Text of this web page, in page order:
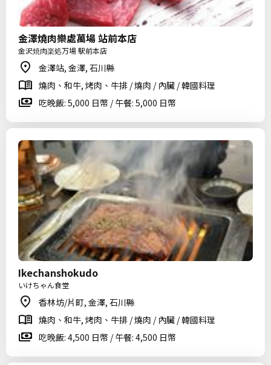
金澤燒肉樂處萬場 站前本店
金沢焼肉楽処万場 駅前本店
金澤站, 金澤, 石川縣
燒肉、和牛, 烤肉、牛排 / 燒肉 / 內臟 / 韓國料理
吃晚飯: 5,000 日幣 / 午餐: 5,000 日幣
Ikechanshokudo
いけちゃん食堂
香林坊/片町, 金澤, 石川縣
燒肉、和牛, 烤肉、牛排 / 燒肉 / 內臟 / 韓國料理
吃晚飯: 4,500 日幣 / 午餐: 4,500 日幣